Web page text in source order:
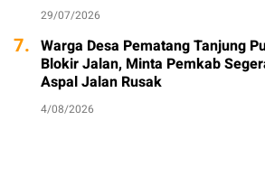
29/07/2026
7. Warga Desa Pematang Tanjung
Blokir Jalan, Minta Pemkab
Aspal Jalan Rusak
4/08/2026